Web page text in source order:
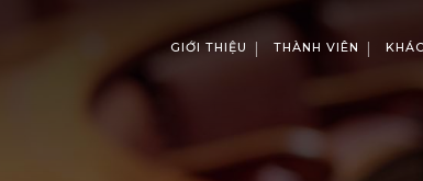
GIỚI THIỆU THÀNH VIÊN